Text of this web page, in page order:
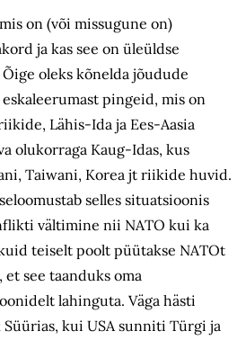
on (või missugune on)
ja kas see on üleüldse
oleks kõnelda jõudude
pingeid, mis on
Lähis-Ida ja Ees-Aasia
olukorraga Kaug-Idas, kus
Taiwani, Korea jt riikide huvid.
selles situatsioonis
vältimine nii NATO kui ka
teiselt poolt püütakse NATOt
et see taanduks oma
lahinguta. Väga hästi
Süürias, kui USA sunniti Türgi ja